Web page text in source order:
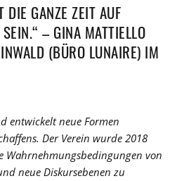
DIE GANZE ZEIT AUF
– GINA MATTIELLO
(BÜRO LUNAIRE) IM
entwickelt neue Formen
Der Verein wurde 2018
Wahrnehmungsbedingungen von
neue Diskursebenen zu